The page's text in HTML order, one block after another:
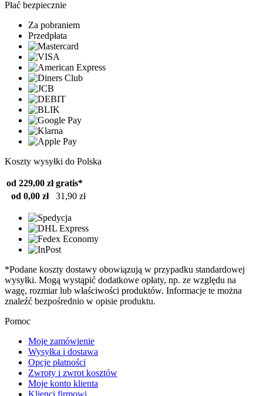
Płać bezpiecznie
Za pobraniem
Przedpłata
Koszty wysyłki do Polska
od 229,00 zł gratis*
od 0,00 zł
31,90 zł
*Podane koszty dostawy obowiązują w przypadku standardowej
wysyłki. Mogą wystąpić dodatkowe opłaty, np. ze względu na
wagę, rozmiar lub właściwości produktów. Informacje te można
znaleźć bezpośrednio w opisie produktu.
Pomoc
Moje zamówienie
Wysyłka i dostawa
Opcje płatności
Zwroty i zwrot kosztów
Moje konto klienta